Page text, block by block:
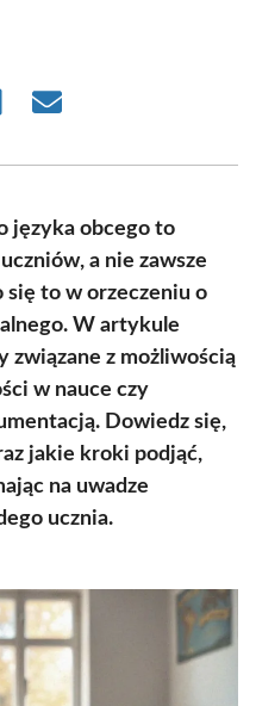
Share
języka obcego to
a nie zawsze
się to w orzeczeniu o
W artykule
związane z możliwością
w nauce czy
Dowiedz się,
jakie kroki podjąć,
na uwadze
ucznia.